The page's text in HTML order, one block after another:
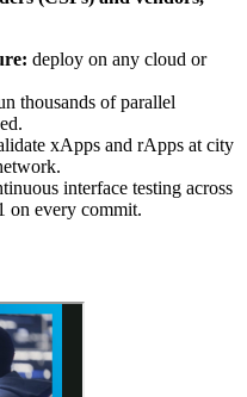
deploy on any cloud or
thousands of parallel
xApps and rApps at city
interface testing across
on every commit.